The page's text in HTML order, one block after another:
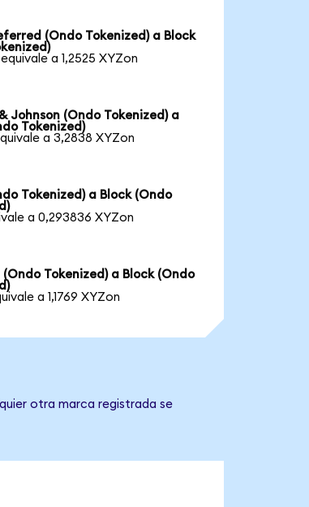
(Ondo Tokenized) a Block
equivale a 1,2525 XYZon
Johnson (Ondo Tokenized) a
Tokenized)
a 3,2838 XYZon
Tokenized) a Block (Ondo
a 0,293836 XYZon
Tokenized) a Block (Ondo
a 1,1769 XYZon
otra marca registrada se